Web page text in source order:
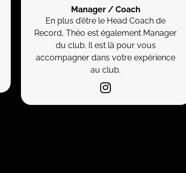
Manager / Coach
En plus d’être le Head Coach de
Record, Théo est également Manager
du club. Il est là pour vous
accompagner dans votre expérience
au club.